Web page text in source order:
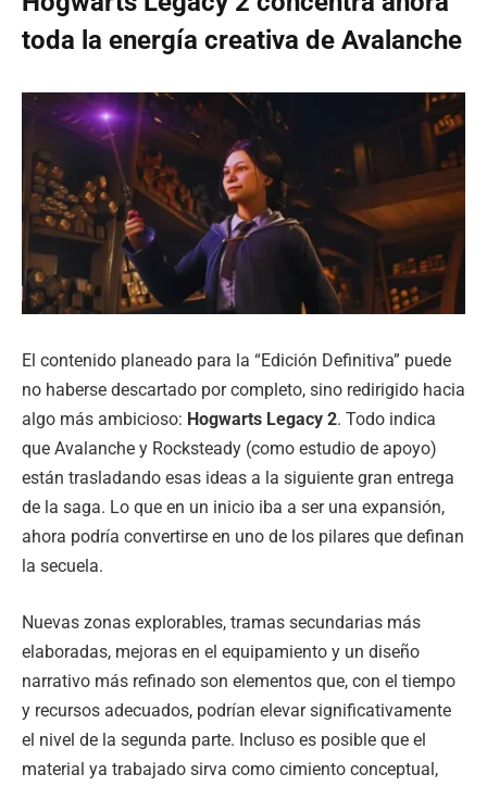
toda la energía creativa de Avalanche
El contenido planeado para la “Edición Definitiva” puede
no haberse descartado por completo, sino redirigido hacia
algo más ambicioso: Hogwarts Legacy 2. Todo indica
que Avalanche y Rocksteady (como estudio de apoyo)
están trasladando esas ideas a la siguiente gran entrega
de la saga. Lo que en un inicio iba a ser una expansión,
ahora podría convertirse en uno de los pilares que definan
la secuela.
Nuevas zonas explorables, tramas secundarias más
elaboradas, mejoras en el equipamiento y un diseño
narrativo más refinado son elementos que, con el tiempo
y recursos adecuados, podrían elevar significativamente
el nivel de la segunda parte. Incluso es posible que el
material ya trabajado sirva como cimiento conceptual,